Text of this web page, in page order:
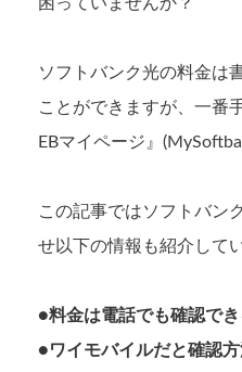
ソフトバンク光の料金は
ことができますが、一番
EBマイページ』
この記事ではソフトバン
せ以下の情報も紹介して
●料金は電話でも確認でき
●ワイモバイルだと確認